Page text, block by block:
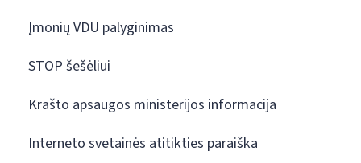
Įmonių VDU palyginimas
STOP šešėliui
Krašto apsaugos ministerijos informacija
Interneto svetainės atitikties paraiška